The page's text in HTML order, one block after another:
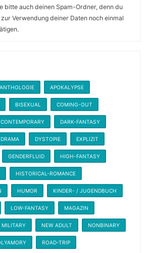
bitte auch deinen Spam-Ordner, denn du
Verwendung deiner Daten noch einmal
ANTHOLOGIE APOKALYPSE
BISEXUAL COMING-OUT
CONTEMPORARY DARK-FANTASY
DRAMA DYSTOPIE EXPLIZIT
GENDERFLUID HIGH-FANTASY
HISTORICAL-ROMANCE
HUMOR KINDER- / JUGENDBUCH
LOW-FANTASY MAGAZIN
MILITARY NEW ADULT NONBINARY
ROAD-TRIP